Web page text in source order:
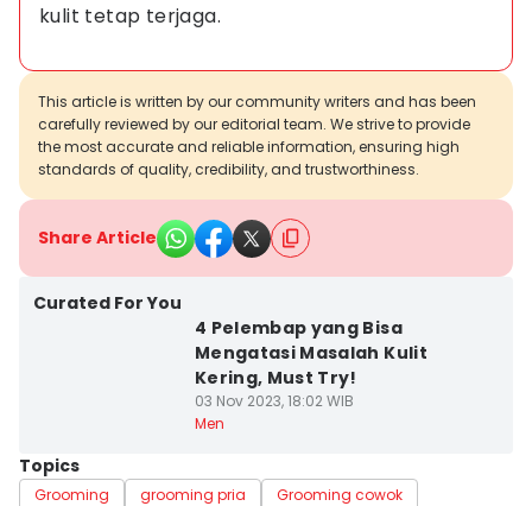
kulit tetap terjaga.
This article is written by our community writers and has been
carefully reviewed by our editorial team. We strive to provide
the most accurate and reliable information, ensuring high
standards of quality, credibility, and trustworthiness.
Share Article
Curated For You
4 Pelembap yang Bisa
Mengatasi Masalah Kulit
Kering, Must Try!
03 Nov 2023, 18:02 WIB
Men
Topics
Grooming grooming pria
Grooming cowok